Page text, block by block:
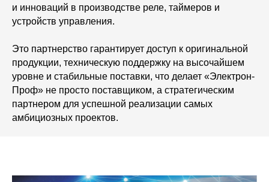
и инноваций в производстве реле, таймеров и
устройств управления.
Это партнерство гарантирует доступ к оригинальной
продукции, техническую поддержку на высочайшем
уровне и стабильные поставки, что делает «Электрон-
Проф» не просто поставщиком, а стратегическим
партнером для успешной реализации самых
амбициозных проектов.